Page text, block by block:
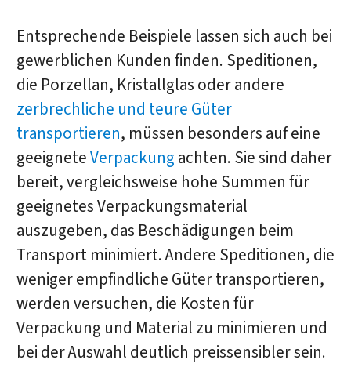
Entsprechende Beispiele lassen sich auch bei
gewerblichen Kunden finden. Speditionen,
die Porzellan, Kristallglas oder andere
zerbrechliche und teure Güter
transportieren, müssen besonders auf eine
geeigneteVerpackung achten. Sie sind daher
bereit, vergleichsweise hohe Summen für
geeignetes Verpackungsmaterial
auszugeben, das Beschädigungen beim
Transport minimiert. Andere Speditionen, die
weniger empfindliche Güter transportieren,
werden versuchen, die Kosten für
Verpackung und Material zu minimieren und
bei der Auswahl deutlich preissensibler sein.